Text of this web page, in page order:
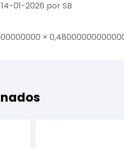
14-01-2026 por SB
×